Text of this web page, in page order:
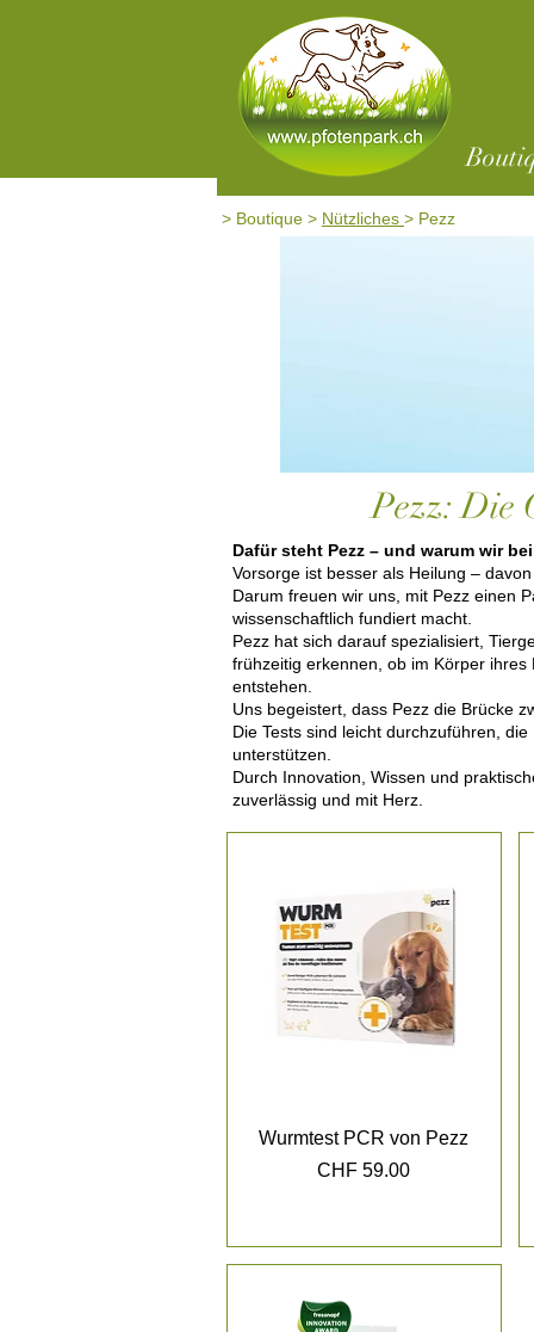
> Boutique > Nützliches > Pezz
Pezz: Die
Dafür steht Pezz – und warum wir
Vorsorge ist besser als Heilung –
Darum freuen wir uns, mit Pezz einen
wissenschaftlich fundiert macht.
Pezz hat sich darauf spezialisiert,
frühzeitig erkennen, ob im Körper
entstehen.
Uns begeistert, dass Pezz die Brücke
Die Tests sind leicht durchzuführen,
unterstützen.
Durch Innovation, Wissen und
zuverlässig und mit Herz.
Wurmtest PCR von Pezz
Preis
CHF 59.00